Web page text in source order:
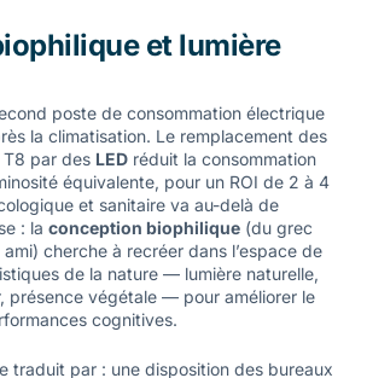
et lumière
poste de consommation électrique
la climatisation. Le remplacement des
par des LEDréduit la consommation
équivalente, pour un ROI de 2 à 4
et sanitaire va au-delà de
: la conception biophilique(du grec
cherche à recréer dans l’espace de
de la nature — lumière naturelle,
présence végétale — pour améliorer le
cognitives.
traduit par : une disposition des bureaux